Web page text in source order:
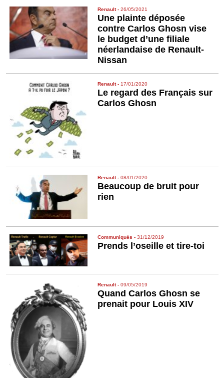
Renault-26/05/2021
Une plainte déposée
contre Carlos Ghosn vise
le budget d’une filiale
néerlandaise de Renault-
Nissan
Renault-17/01/2020
Le regard des Français sur
Carlos Ghosn
Renault-08/01/2020
Beaucoup de bruit pour
rien
Communiqués -31/12/2019
Prends l’oseille et tire-toi
Renault-09/05/2019
Quand Carlos Ghosn se
prenait pour Louis XIV